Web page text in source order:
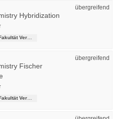
übergreifend
Hybridization
übergreifend
Fischer